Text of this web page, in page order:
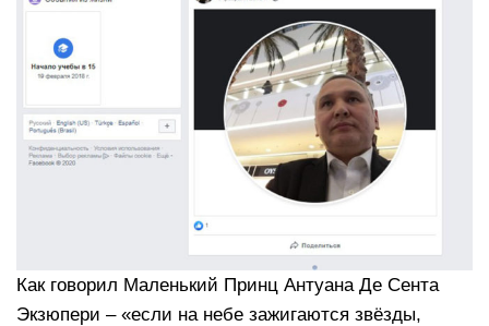
Как говорил Маленький Принц Антуана Де Сента
Экзюпери – «если на небе зажигаются звёзды,